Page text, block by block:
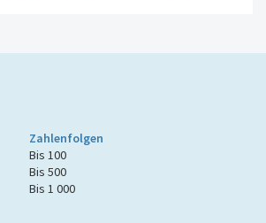
Zahlenfolgen
Bis 100
Bis 500
Bis 1 000